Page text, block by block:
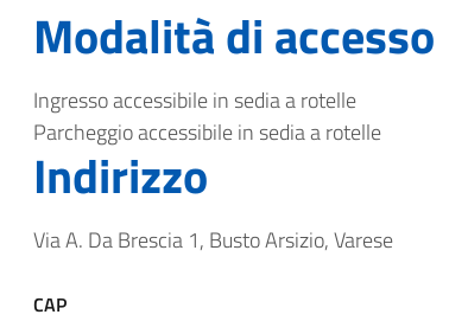
Modalità di accesso
Ingresso accessibile in sedia a rotelle
Parcheggio accessibile in sedia a rotelle
Indirizzo
Via A. Da Brescia 1, Busto Arsizio, Varese
CAP